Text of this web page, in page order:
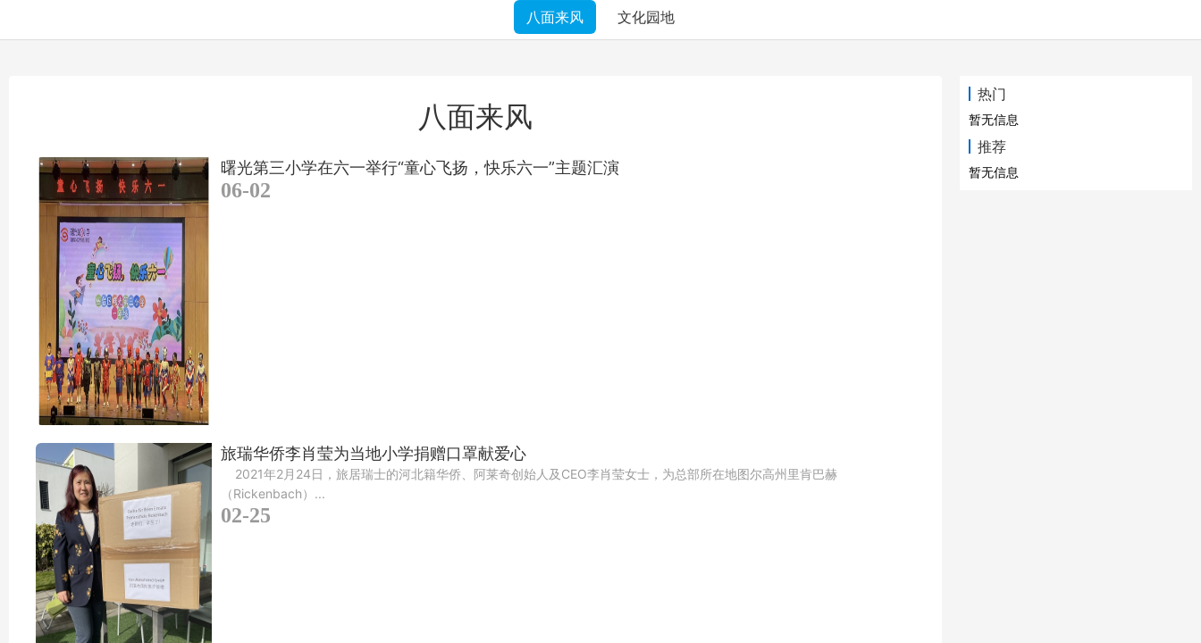
八面来风 文化园地
热门
暂无信息
推荐
暂无信息
八面来风
曙光第三小学在六一举行“童心飞扬，快乐六一”主题汇演
06-02
旅瑞华侨李肖莹为当地小学捐赠口罩献爱心
2021年2月24日，旅居瑞士的河北籍华侨、阿莱奇创始人及CEO李肖莹女士，为总部所在地图尔高州里肯巴赫
（Rickenbach）...
02-25